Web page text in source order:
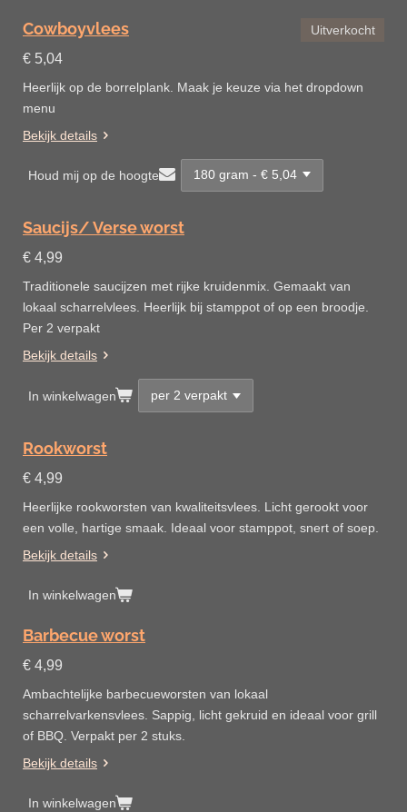
Uitverkocht
Cowboyvlees
€ 5,04
Heerlijk op de borrelplank. Maak je keuze via het dropdown
menu
Bekijk details
Houd mij op de hoogte
Saucijs/ Verse worst
€ 4,99
Traditionele saucijzen met rijke kruidenmix. Gemaakt van
lokaal scharrelvlees. Heerlijk bij stamppot of op een broodje.
Per 2 verpakt
Bekijk details
In winkelwagen
Rookworst
€ 4,99
Heerlijke rookworsten van kwaliteitsvlees. Licht gerookt voor
een volle, hartige smaak. Ideaal voor stamppot, snert of soep.
Bekijk details
In winkelwagen
Barbecue worst
€ 4,99
Ambachtelijke barbecueworsten van lokaal
scharrelvarkensvlees. Sappig, licht gekruid en ideaal voor grill
of BBQ. Verpakt per 2 stuks.
Bekijk details
In winkelwagen